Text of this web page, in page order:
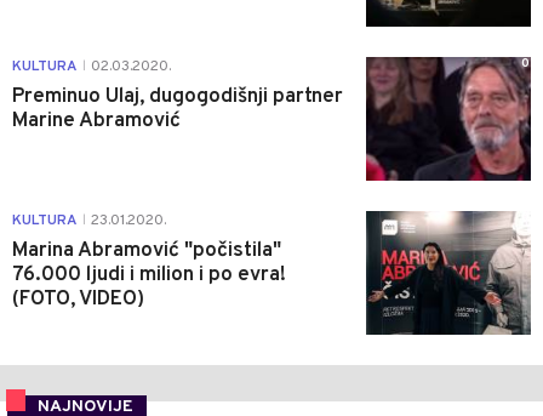
KULTURA 02.03.2020.
Preminuo Ulaj, dugogodišnji partner
Marine Abramović
0
KULTURA 23.01.2020.
Marina Abramović "počistila"
76.000 ljudi i milion i po evra!
(FOTO, VIDEO)
NAJNOVIJE